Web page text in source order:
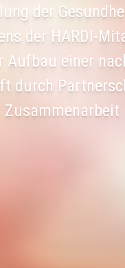
der
der HARDI-
Aufbau einer
durch
Zusammenarbeit